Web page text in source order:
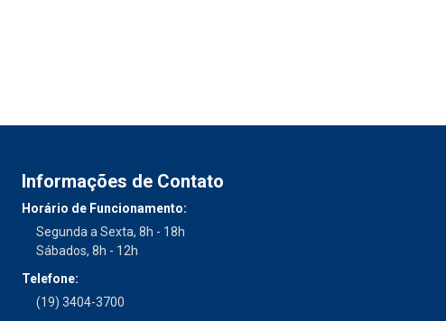
Informações de Contato
Horário de Funcionamento:
Segunda a Sexta, 8h - 18h
Sábados, 8h - 12h
Telefone:
(19) 3404-3700